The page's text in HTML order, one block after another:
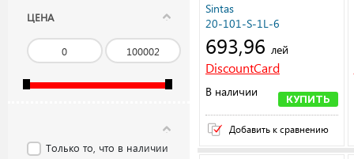
ЦЕНА
Только то, что в наличии
Sintas
20-101-S-1L-6
693,96 лей
DiscountCard
В наличии
КУПИТЬ
Добавить к сравнению